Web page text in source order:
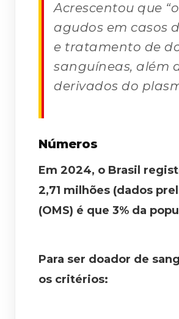
Acrescentou que
agudos em casos
e tratamento de
sanguíneas, além
derivados do
Números
Em 2024, o Brasil
2,71 milhões (dados
(OMS) é que 3% da
Para ser doador de
os critérios: